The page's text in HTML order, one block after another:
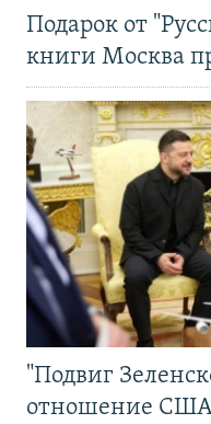
Подарок от
книги Москва
"Подвиг
отношение